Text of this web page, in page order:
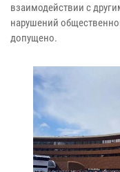
взаимодействии с
нарушений
допущено.